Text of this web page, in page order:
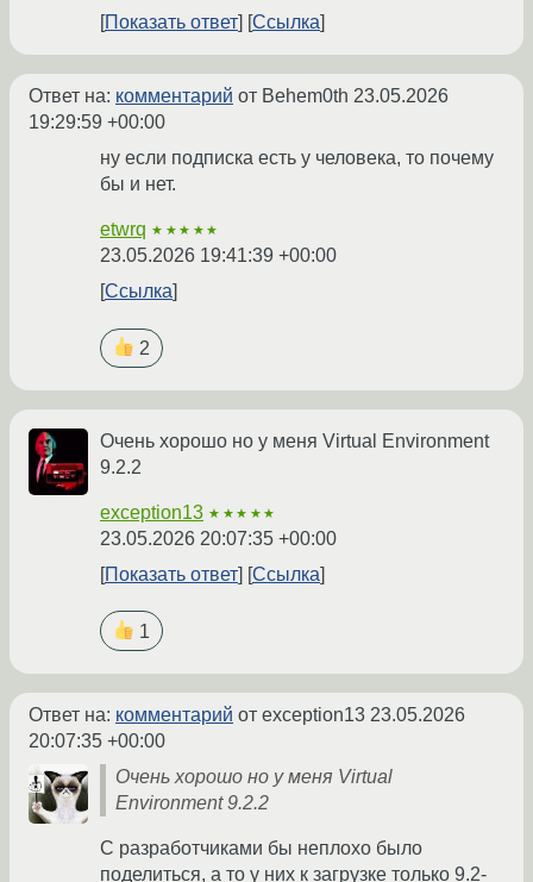
Показать ответ Ссылка
Ответ на: комментарий от Behem0th 23.05.2026
19:29:59 +00:00
ну если подписка есть у человека, то почему
бы и нет.
etwrq ★★★★★
23.05.2026 19:41:39 +00:00
Ссылка
2
Очень хорошо но у меня Virtual Environment
9.2.2
exception13 ★★★★★
23.05.2026 20:07:35 +00:00
Показать ответ
Ссылка
1
Ответ на: комментарий от exception13 23.05.2026
20:07:35 +00:00
Очень хорошо но у меня Virtual
Environment 9.2.2
С разработчиками бы неплохо было
поделиться, а то у них к загрузке только 9.2-